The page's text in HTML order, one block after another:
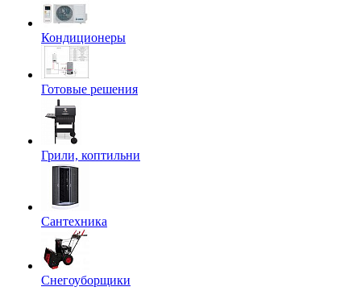
Кондиционеры
Готовые решения
Грили, коптильни
Сантехника
Снегоуборщики